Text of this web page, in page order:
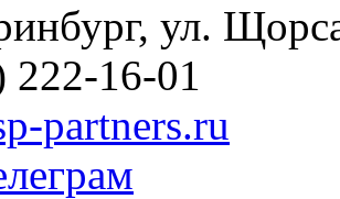
ул.
222-16-01
partners.ru